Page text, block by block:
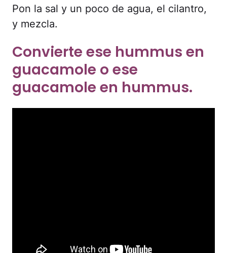
Pon la sal y un poco de agua, el cilantro,
y mezcla.
Convierte ese hummus en
guacamole o ese
guacamole en hummus.